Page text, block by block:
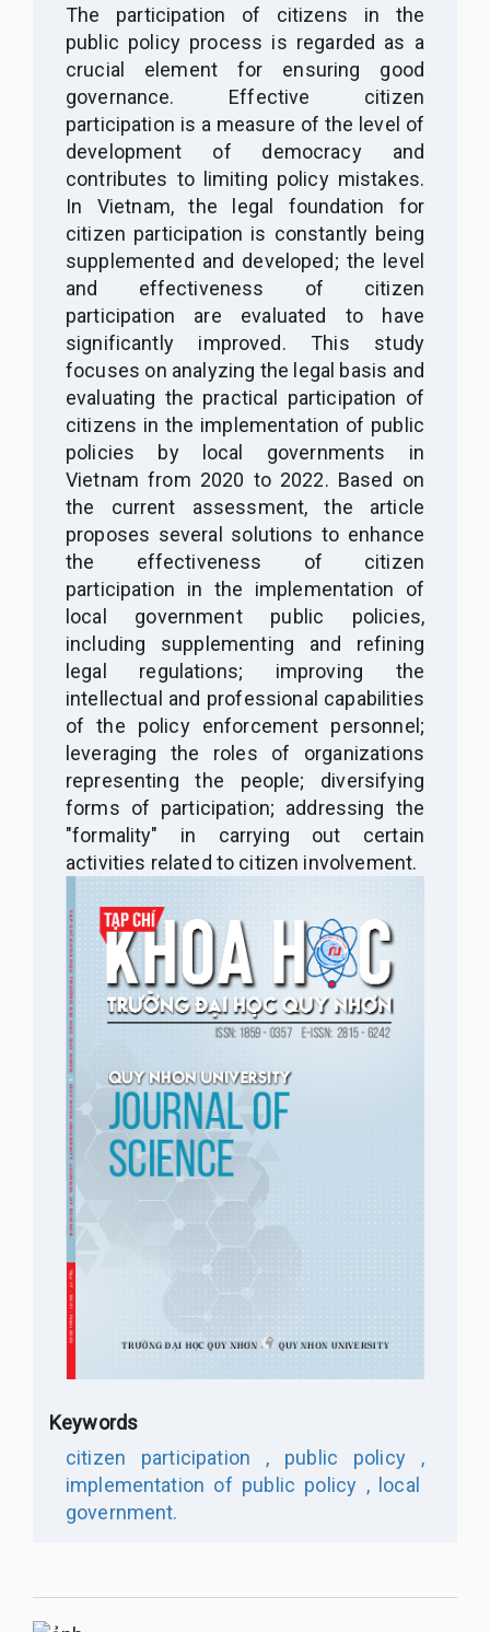
The participation of citizens in the
public policy process is regarded as a
crucial element for ensuring good
governance. Effective citizen
participation is a measure of the level of
development of democracy and
contributes to limiting policy mistakes.
In Vietnam, the legal foundation for
citizen participation is constantly being
supplemented and developed; the level
and effectiveness of citizen
participation are evaluated to have
significantly improved. This study
focuses on analyzing the legal basis and
evaluating the practical participation of
citizens in the implementation of public
policies by local governments in
Vietnam from 2020 to 2022. Based on
the current assessment, the article
proposes several solutions to enhance
the effectiveness of citizen
participation in the implementation of
local government public policies,
including supplementing and refining
legal regulations; improving the
intellectual and professional capabilities
of the policy enforcement personnel;
leveraging the roles of organizations
representing the people; diversifying
forms of participation; addressing the
"formality" in carrying out certain
activities related to citizen involvement.
Keywords
citizen participation , public policy ,
implementation of public policy ,local
government.